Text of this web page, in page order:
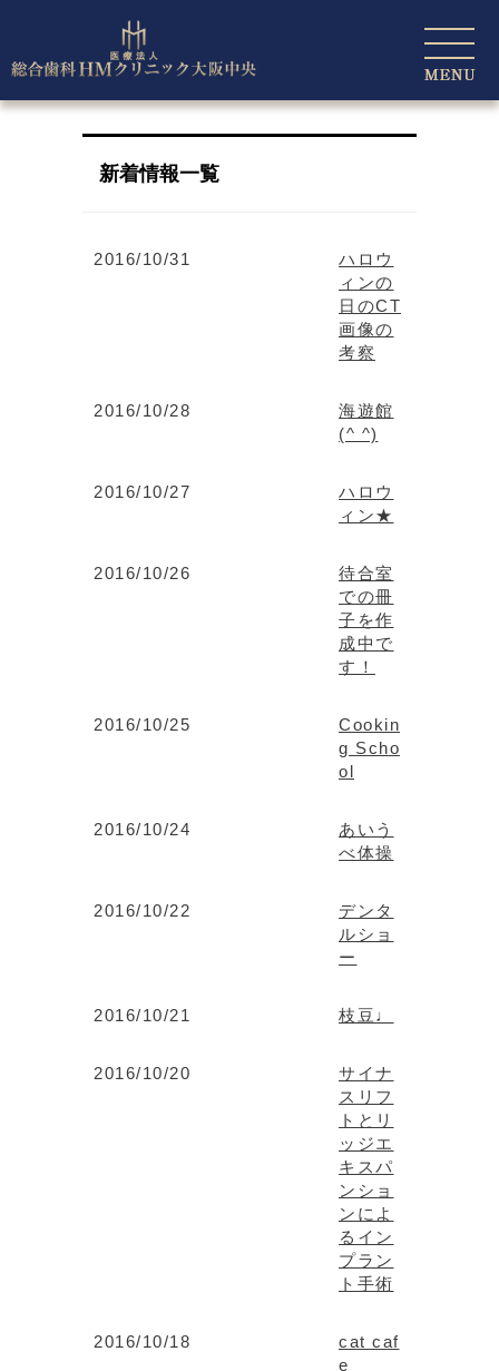
新着情報一覧
2016/10/31
ハロウ
ィンの
日のCT
画像の
考察
2016/10/28
海遊館
(^ ^)
2016/10/27
ハロウ
ィン★
2016/10/26
待合室
での冊
子を作
成中で
す！
2016/10/25
Cookin
g Scho
ol
2016/10/24
あいう
べ体操
2016/10/22
デンタ
ルショ
ー
2016/10/21 枝豆♩
2016/10/20
サイナ
スリフ
トとリ
ッジエ
キスパ
ンショ
ンによ
るイン
プラン
ト手術
2016/10/18
cat caf
e